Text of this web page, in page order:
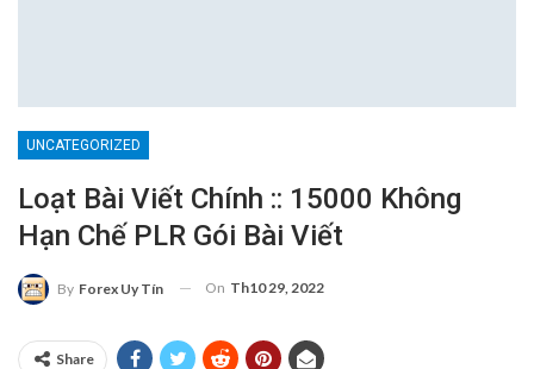
UNCATEGORIZED
Loạt Bài Viết Chính :: 15000 Không
Hạn Chế PLR Gói Bài Viết
By Forex Uy Tín On Th10 29, 2022
Share